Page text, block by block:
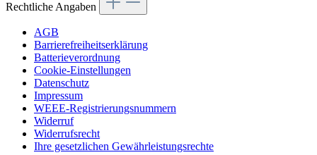
Rechtliche Angaben
AGB
Barrierefreiheitserklärung
Batterieverordnung
Cookie-Einstellungen
Datenschutz
Impressum
WEEE-Registrierungsnummern
Widerruf
Widerrufsrecht
Ihre gesetzlichen Gewährleistungsrechte